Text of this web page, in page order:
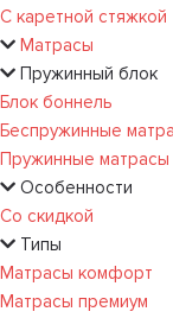
С каретной стяжкой
Матрасы
Пружинный блок
Блок боннель
Беспружинные
Пружинные матрасы
Особенности
Со скидкой
Типы
Матрасы комфорт
Матрасы премиум